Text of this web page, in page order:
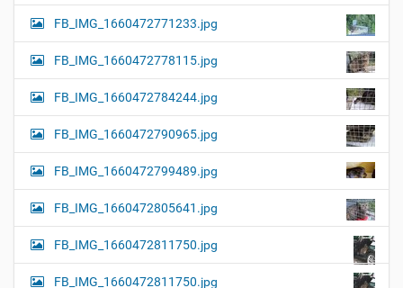
FB_IMG_1660472771233.jpg
FB_IMG_1660472778115.jpg
FB_IMG_1660472784244.jpg
FB_IMG_1660472790965.jpg
FB_IMG_1660472799489.jpg
FB_IMG_1660472805641.jpg
FB_IMG_1660472811750.jpg
FB_IMG_1660472811750.jpg